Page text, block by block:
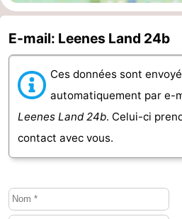
Nature
Het
Zwin
Météo
Contact
E-mail: Leenes Land 24b
Ces données sont
automatiquement par e-
Leenes Land 24b. Celui-ci
contact avec vous.